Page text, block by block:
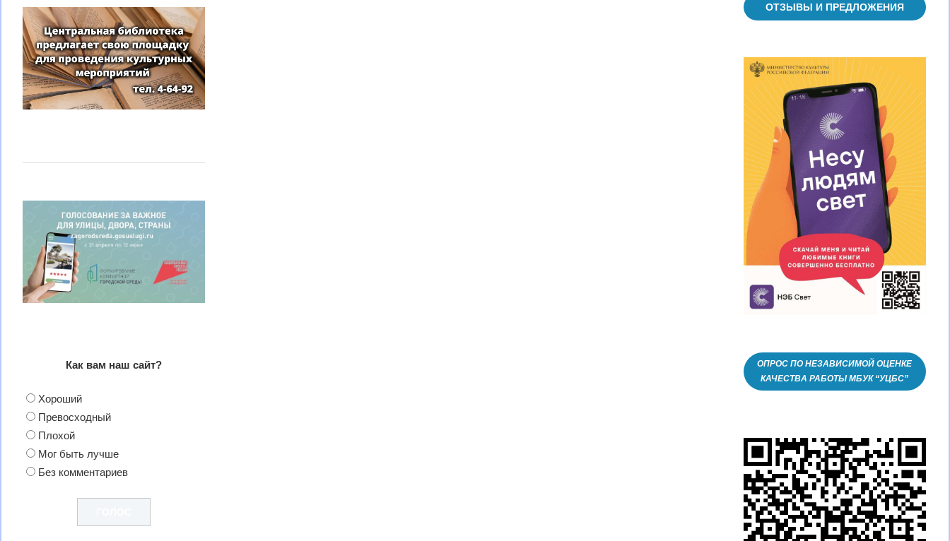
Как вам наш сайт?
Хороший
Превосходный
Плохой
Мог быть лучше
Без комментариев
ОТЗЫВЫ И ПРЕДЛОЖЕНИЯ
ОПРОС ПО НЕЗАВИСИМОЙ ОЦЕНКЕ
КАЧЕСТВА РАБОТЫ МБУК “УЦБС”